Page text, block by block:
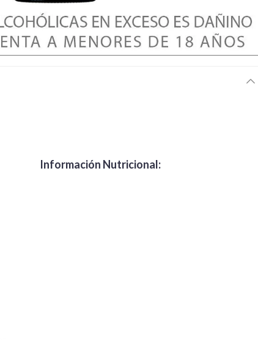
Información Nutricional: